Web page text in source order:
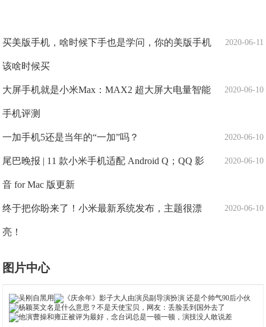
2020-06-11
买美版手机，啥时候下手也是学问，你的美版手机
该啥时候买
2020-06-10
大屏手机就是小米Max：MAX2 超大屏大电量智能
手机评测
2020-06-10
一加手机5还是当年的“一加”吗？
2020-06-10
尾巴晚报 | 11 款小米手机适配 Android Q；QQ 影
音 for Mac 版更新
2020-06-10
终于把你盼来了！小米最新系统发布，主题很漂
亮！
图片中心